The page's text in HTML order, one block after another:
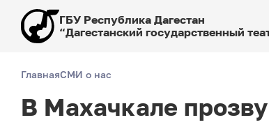
ГБУ Республика Дагестан
“Дагестанский государственный
ГлавнаяСМИ о нас
В Махачкале